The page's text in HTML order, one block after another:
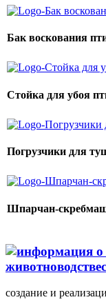
Бак воскования
Стойка для убоя
Погрузчики для
Шпарчан-
создание и